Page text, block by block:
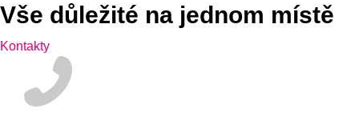
Vše důležité na jednom místě
Kontakty